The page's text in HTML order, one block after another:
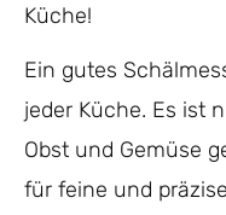
Küche!
Ein gutes
jeder Küche. Es ist
Obst und Gemüse
für feine und